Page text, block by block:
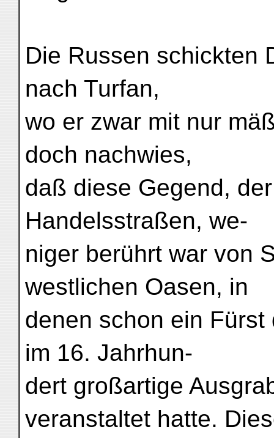
Die Russen schickten
nach Turfan,
wo er zwar mit nur
doch nachwies,
daß diese Gegend,
Handelsstraßen, we-
niger berührt war von
westlichen Oasen, in
denen schon ein
im 16. Jahrhun-
dert großartige
veranstaltet hatte.